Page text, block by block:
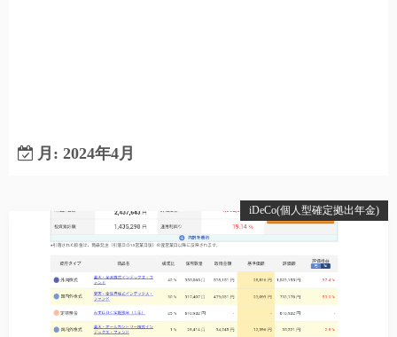
月: 2024年4月
iDeCo(個人型確定拠出年金)